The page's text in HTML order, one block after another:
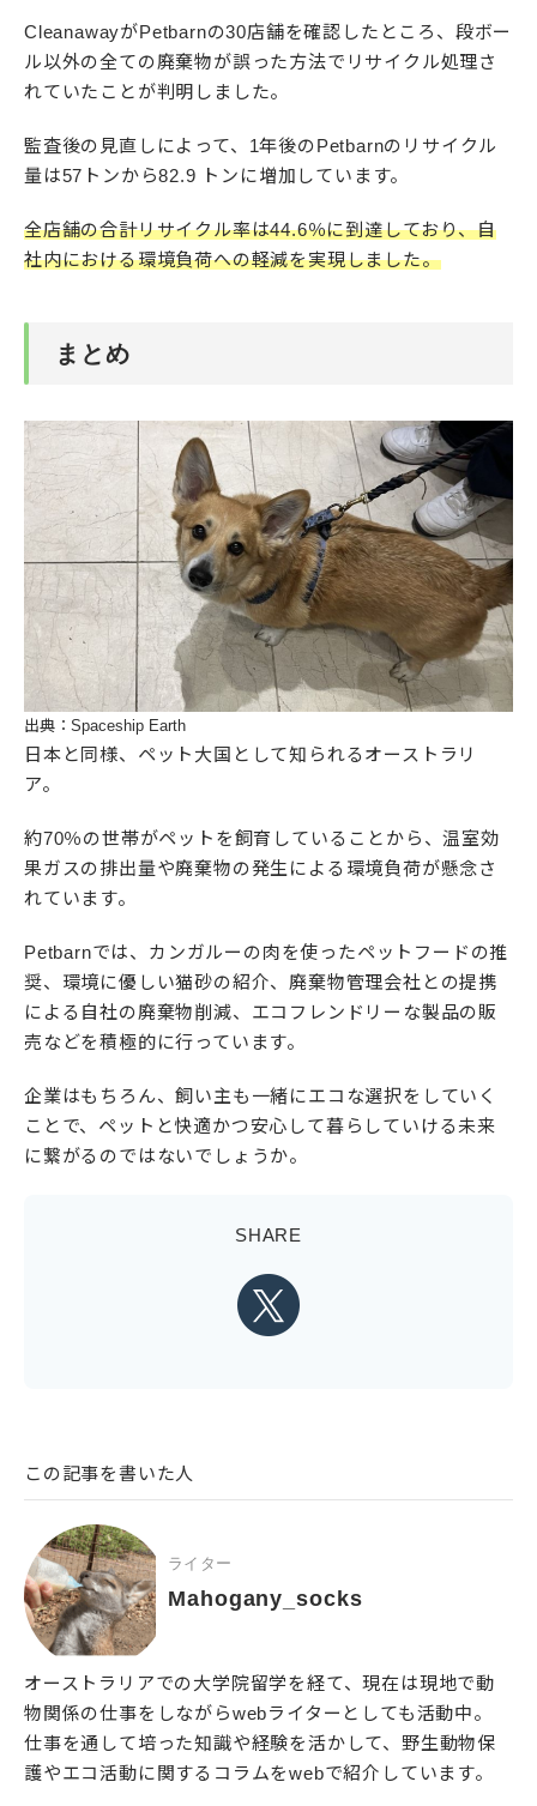
CleanawayがPetbarnの30店舗を確認したところ、段ボー
ル以外の全ての廃棄物が誤った方法でリサイクル処理さ
れていたことが判明しました。
監査後の見直しによって、1年後のPetbarnのリサイクル
量は57トンから82.9 トンに増加しています。
全店舗の合計リサイクル率は44.6％に到達しており、自
社内における環境負荷への軽減を実現しました。
まとめ
出典：Spaceship Earth
日本と同様、ペット大国として知られるオーストラリ
ア。
約70％の世帯がペットを飼育していることから、温室効
果ガスの排出量や廃棄物の発生による環境負荷が懸念さ
れています。
Petbarnでは、カンガルーの肉を使ったペットフードの推
奨、環境に優しい猫砂の紹介、廃棄物管理会社との提携
による自社の廃棄物削減、エコフレンドリーな製品の販
売などを積極的に行っています。
企業はもちろん、飼い主も一緒にエコな選択をしていく
ことで、ペットと快適かつ安心して暮らしていける未来
に繋がるのではないでしょうか。
SHARE
この記事を書いた人
Mahogany_socks
ライター
オーストラリアでの大学院留学を経て、現在は現地で動
物関係の仕事をしながらwebライターとしても活動中。
仕事を通して培った知識や経験を活かして、野生動物保
護やエコ活動に関するコラムをwebで紹介しています。